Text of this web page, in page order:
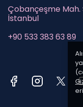
Çobançeşme Mah.
İstanbul
+90 533 383 63 89